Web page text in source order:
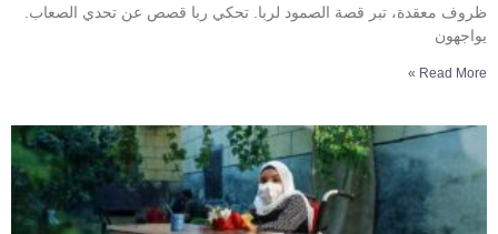
ظروف معقدة، تبر قصة الصمود لربا. تحكي ربا قصص عن تحدي الصعاب.
يواجهون
Read More »